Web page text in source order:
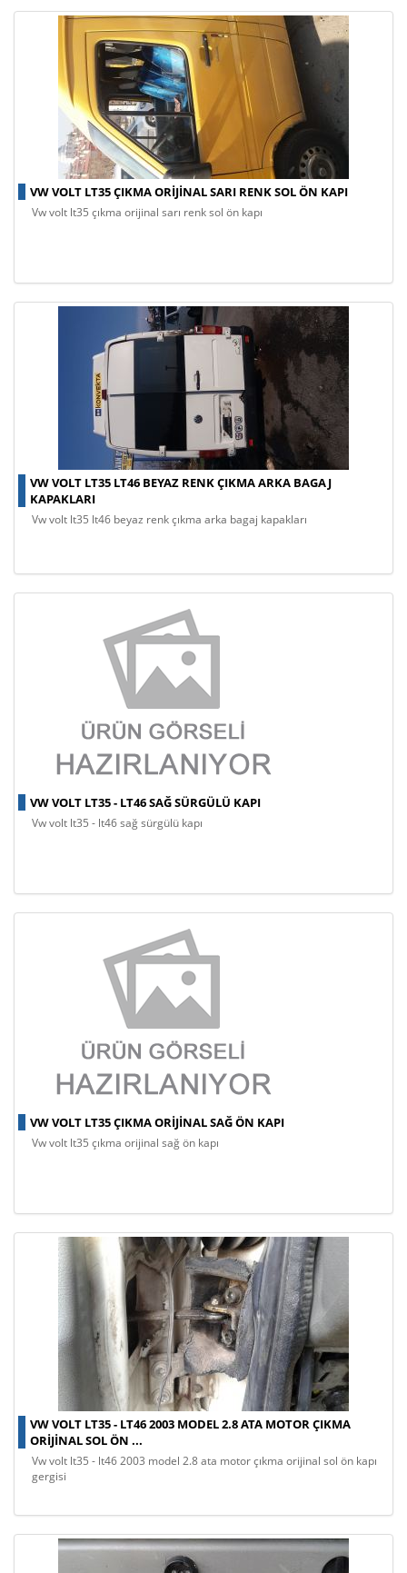
VW VOLT LT35 ÇIKMA ORIJINAL SARI RENK SOL ÖN KAPI
vw volt lt35 çıkma orijinal sarı renk sol ön kapı
VW VOLT LT35 LT46 BEYAZ RENK ÇIKMA ARKA BAGAJ
KAPAKLARI
vw volt lt35 lt46 beyaz renk çıkma arka bagaj kapakları
VW VOLT LT35 - LT46 SAĞ SÜRGÜLÜ KAPI
vw volt lt35 - lt46 sağ sürgülü kapı
VW VOLT LT35 ÇIKMA ORIJINAL SAĞ ÖN KAPI
vw volt lt35 çıkma orijinal sağ ön kapı
VW VOLT LT35 - LT46 2003 MODEL 2.8 ATA MOTOR ÇIKMA
ORIJINAL SOL ÖN ...
vw volt lt35 - lt46 2003 model 2.8 ata motor çıkma orijinal sol ön kapı
gergisi